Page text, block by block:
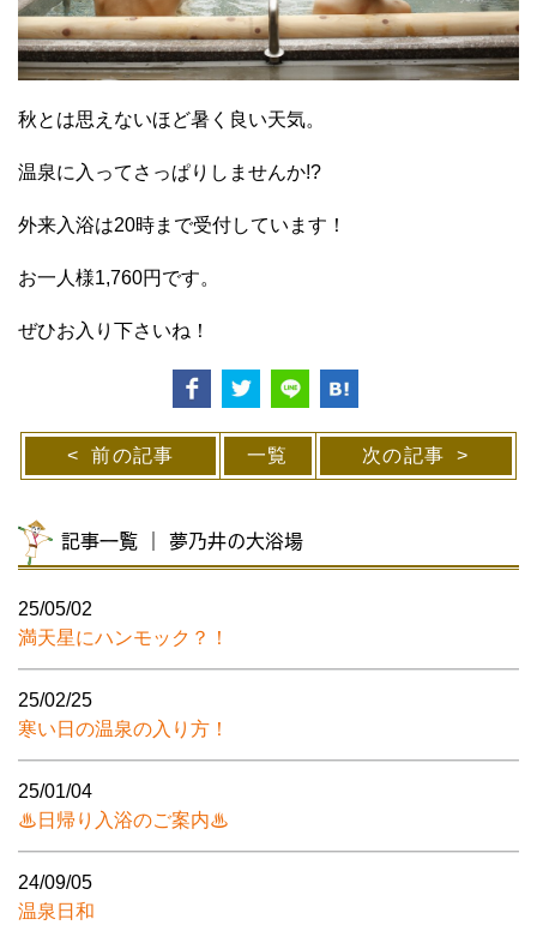
秋とは思えないほど暑く良い天気。
温泉に入ってさっぱりしませんか!?
外来入浴は20時まで受付しています！
お一人様1,760円です。
ぜひお入り下さいね！
前の記事 一覧 次の記事
記事一覧 ｜ 夢乃井の大浴場
25/05/02
満天星にハンモック？！
25/02/25
寒い日の温泉の入り方！
25/01/04
♨日帰り入浴のご案内♨
24/09/05
温泉日和